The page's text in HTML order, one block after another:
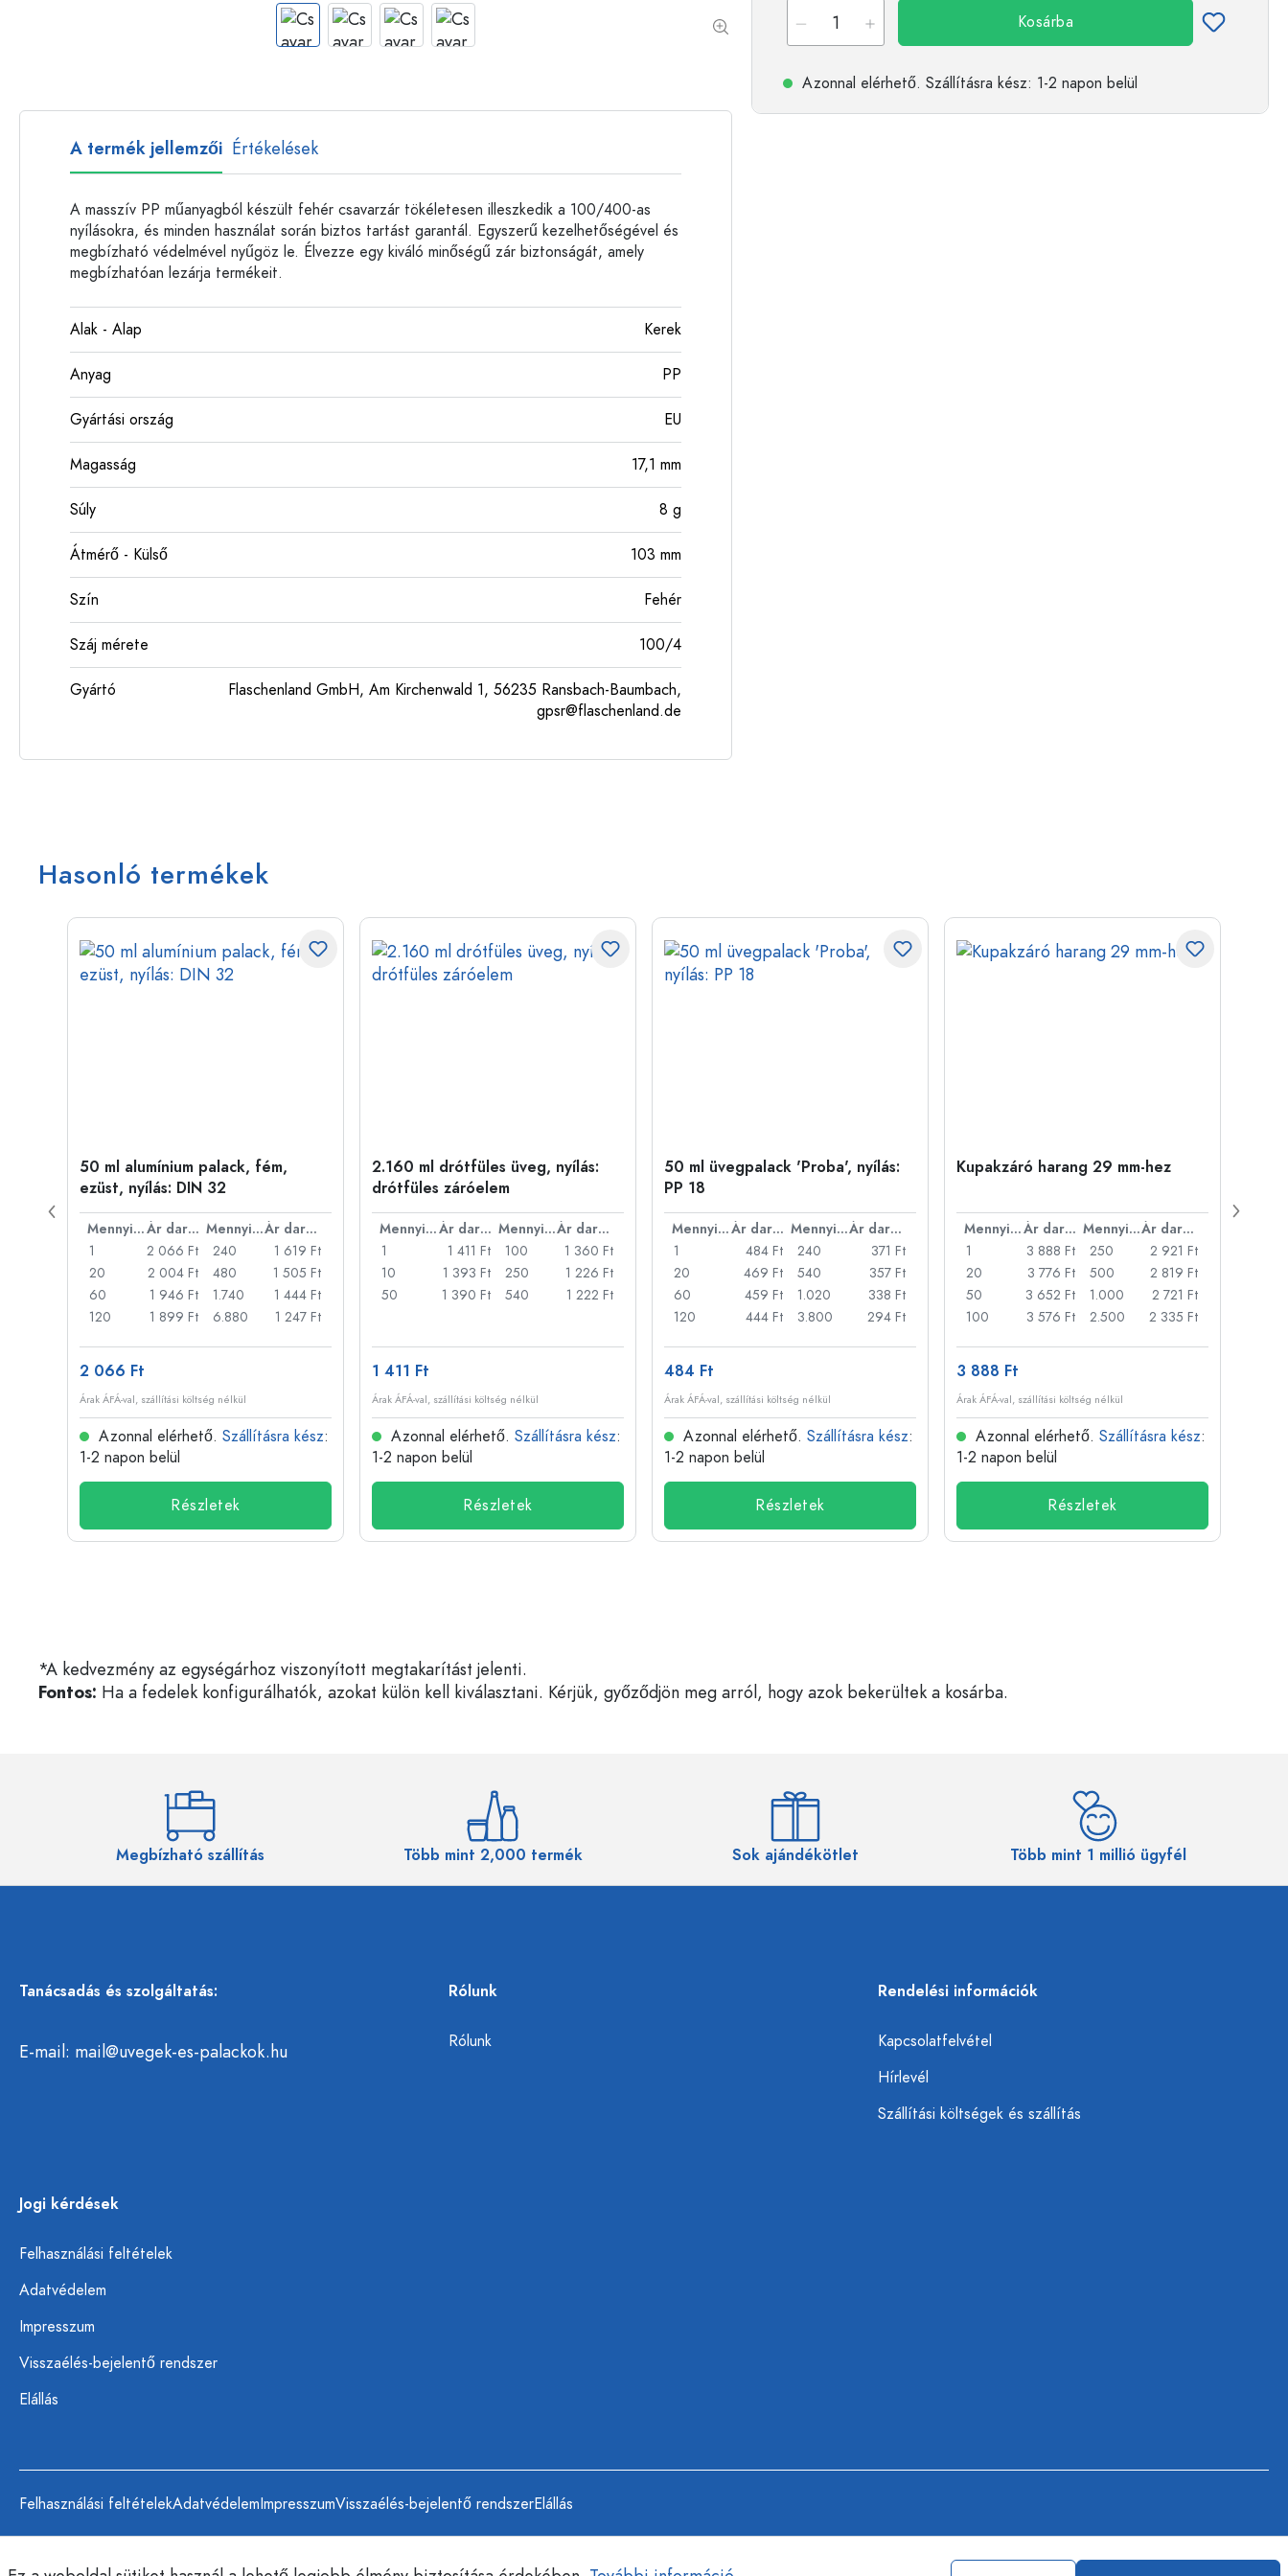
Műanyag palackok
Kosárba
Azonnal elérhető. Szállításra kész: 1-2 napon belül
A termék jellemzői Értékelések
A masszív PP műanyagból készült fehér csavarzár tökéletesen illeszkedik a 100/400-as
nyílásokra, és minden használat során biztos tartást garantál. Egyszerű kezelhetőségével és
megbízható védelmével nyűgöz le. Élvezze egy kiváló minőségű zár biztonságát, amely
megbízhatóan lezárja termékeit.
Alak - Alap Kerek
Anyag PP
Gyártási ország EU
Magasság 17,1 mm
Súly 8 g
Átmérő - Külső 103 mm
Szín Fehér
Száj mérete 100/4
Gyártó
Flaschenland GmbH, Am Kirchenwald 1, 56235 Ransbach-Baumbach,
gpsr@flaschenland.de
Hasonló termékek
50 ml alumínium palack, fém,
ezüst, nyílás: DIN 32
Mennyiség Ár darabonként Mennyiség
Ár darabonként
1
2 066 Ft
20
2 004 Ft
60
1 946 Ft
120
1 899 Ft
240
1 619 Ft
480
1 505 Ft
1.740
1 444 Ft
6.880
1 247 Ft
2 066 Ft
Árak ÁFÁ-val, szállítási költség nélkül
Azonnal elérhető. Szállításra kész:
1-2 napon belül
Részletek
2.160 ml drótfüles üveg, nyílás:
drótfüles záróelem
Mennyiség Ár darabonként Mennyiség
Ár darabonként
1
1 411 Ft
10
1 393 Ft
50
1 390 Ft
100
1 360 Ft
250
1 226 Ft
540
1 222 Ft
1 411 Ft
Árak ÁFÁ-val, szállítási költség nélkül
Azonnal elérhető. Szállításra kész:
1-2 napon belül
Részletek
50 ml üvegpalack 'Proba', nyílás:
PP 18
Mennyiség Ár darabonként Mennyiség
Ár darabonként
1
484 Ft
20
469 Ft
60
459 Ft
120
444 Ft
240
371 Ft
540
357 Ft
1.020
338 Ft
3.800
294 Ft
484 Ft
Árak ÁFÁ-val, szállítási költség nélkül
Azonnal elérhető. Szállításra kész:
1-2 napon belül
Részletek
Kupakzáró harang 29 mm-hez
Mennyiség Ár darabonként Mennyiség
Ár darabonként
1
3 888 Ft
20
3 776 Ft
50
3 652 Ft
100
3 576 Ft
250
2 921 Ft
500
2 819 Ft
1.000
2 721 Ft
2.500
2 335 Ft
3 888 Ft
Árak ÁFÁ-val, szállítási költség nélkül
Azonnal elérhető. Szállításra kész:
1-2 napon belül
Részletek
*A kedvezmény az egységárhoz viszonyított megtakarítást jelenti.
Fontos: Ha a fedelek konfigurálhatók, azokat külön kell kiválasztani. Kérjük, győződjön meg arról, hogy azok bekerültek a kosárba.
Megbízható szállítás Több mint 2,000 termék Sok ajándékötlet Több mint 1 millió ügyfél
Tanácsadás és szolgáltatás:
E-mail: mail@uvegek-es-palackok.hu
Rólunk
Rólunk
Rendelési információk
Kapcsolatfelvétel
Hírlevél
Szállítási költségek és szállítás
Jogi kérdések
Felhasználási feltételek
Adatvédelem
Impresszum
Visszaélés-bejelentő rendszer
Elállás
Felhasználási feltételekAdatvédelemImpresszumVisszaélés-bejelentő rendszerElállás